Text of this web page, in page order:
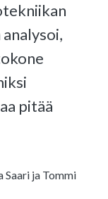
pitää
Saari ja Tommi